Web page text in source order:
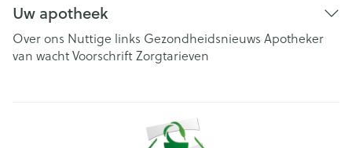
Uw apotheek
Over ons Nuttige links Gezondheidsnieuws Apotheker
van wachtVoorschriftZorgtarieven